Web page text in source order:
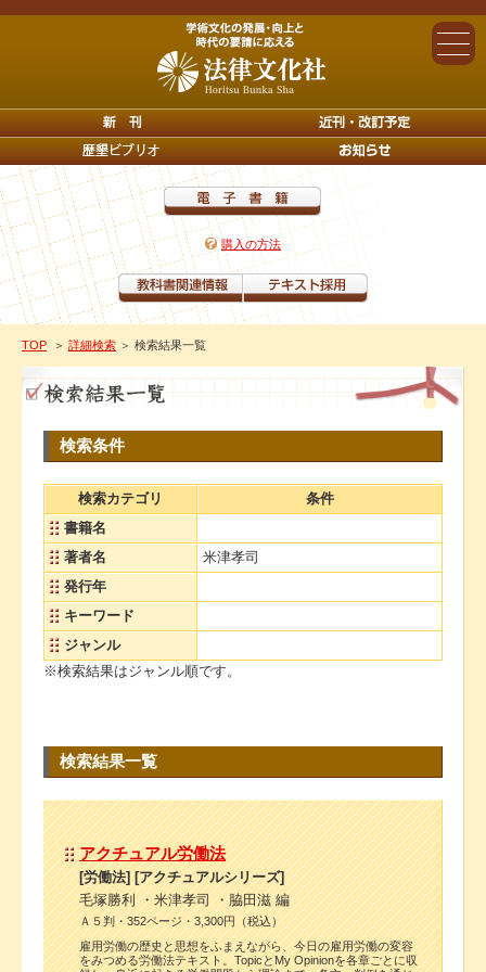
購入の方法
TOP ＞ 詳細検索 ＞ 検索結果一覧
検索条件
検索カテゴリ
条件
書籍名
著者名
米津孝司
発行年
キーワード
ジャンル
※検索結果はジャンル順です。
検索結果一覧
アクチュアル労働法
[労働法] [アクチュアルシリーズ]
毛塚勝利 ・米津孝司 ・脇田滋 編
Ａ５判・352ページ・3,300円（税込）
雇用労働の歴史と思想をふまえながら、今日の雇用労働の変容
をみつめる労働法テキスト。TopicとMy Opinionを各章ごとに収